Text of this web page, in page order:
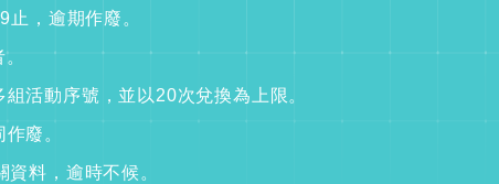
，逾期作廢。
活動序號，並以20次兌換為上限。
廢。
料，逾時不候。